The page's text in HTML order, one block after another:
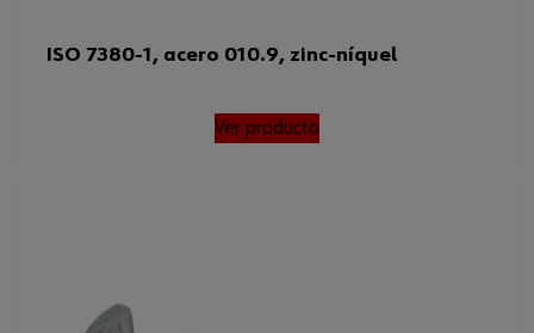
ISO 7380-1, acero 010.9, zinc-níquel
Ver producto